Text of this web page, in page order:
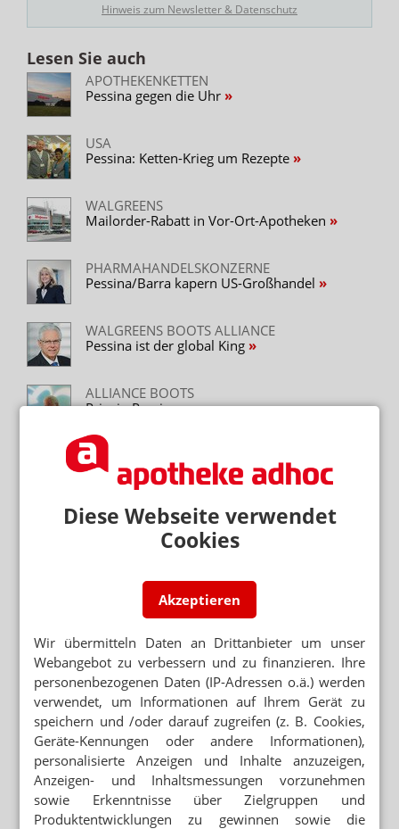
Diese Webseite verwendet
Cookies
Akzeptieren
Wir übermitteln Daten an Drittanbieter um unser
Webangebot zu verbessern und zu finanzieren. Ihre
personenbezogenen Daten (IP-Adressen o.ä.) werden
verwendet, um Informationen auf Ihrem Gerät zu
speichern und /oder darauf zugreifen (z. B. Cookies,
Geräte-Kennungen oder andere Informationen),
personalisierte Anzeigen und Inhalte anzuzeigen,
Anzeigen- und Inhaltsmessungen vorzunehmen
sowie Erkenntnisse über Zielgruppen und
Produktentwicklungen zu gewinnen sowie die
Hinweis zum Newsletter & Datenschutz
Lesen Sie auch
APOTHEKENKETTEN
Pessina gegen die Uhr
USA
Pessina: Ketten-Krieg um Rezepte
WALGREENS
Mailorder-Rabatt in Vor-Ort-Apotheken
PHARMAHANDELSKONZERNE
Pessina/Barra kapern US-Großhandel
WALGREENS BOOTS ALLIANCE
Pessina ist der global King
ALLIANCE BOOTS
Prinzip Pessina
WALGREENS/RITE AID
Pessina will jede fünfte Apotheke
WALGREENS BOOTS ALLIANCE
Pessina: 1000 Apotheken mehr oder weniger
PROVISIONSAPOTHEKEN
Pessina: Arzt ist heilig, Apotheker nicht
PROVISIONSAPOTHEKEN
Valeant blutet für Pessina
PHARMAHANDELSKONZERNE
Pessina schwächt McKesson
INTERVIEW STEFANO PESSINA
„Ich bin kein Fan von Apothekenketten“